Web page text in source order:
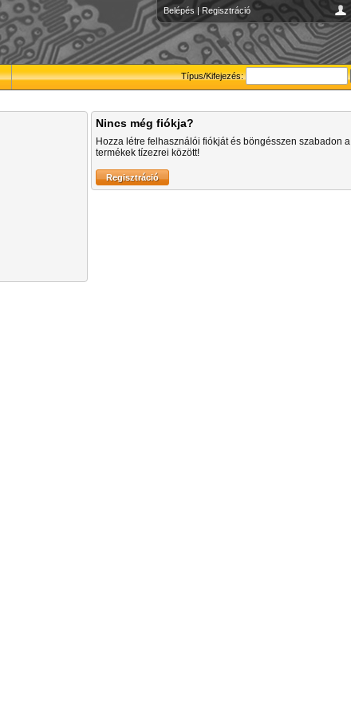
Belépés | Regisztráció
Típus/Kifejezés:
Nincs még fiókja?
Hozza létre felhasználói fiókját és böngésszen szabadon a
termékek tízezrei között!